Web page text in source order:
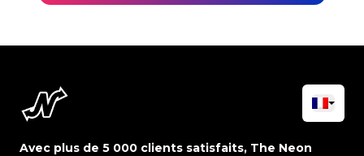
Avec plus de 5 000 clients satisfaits, The Neon